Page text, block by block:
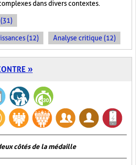
dans divers contextes.
(12) Analyse critique (12)
»
côtés de la médaille